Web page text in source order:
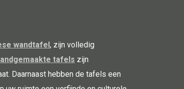
wandtafel, zijn volledig
tafels zijn
Daarnaast hebben de tafels een